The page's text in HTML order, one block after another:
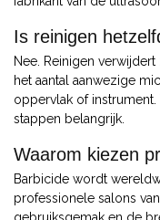
Is reinigen
Nee. Reinigen
het aantal aanwezige
oppervlak of
stappen belangrijk.
Waarom kiezen
Barbicide wordt
professionele salons
gebruiksgemak en de